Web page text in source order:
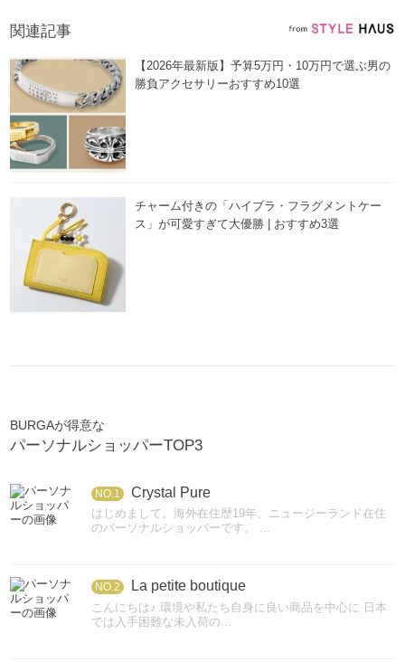
関連記事
【2026年最新版】予算5万円・10万円で選ぶ男の
勝負アクセサリーおすすめ10選
チャーム付きの「ハイブラ・フラグメントケー
ス」が可愛すぎて大優勝 | おすすめ3選
BURGAが得意な
パーソナルショッパーTOP3
NO.1 Crystal Pure
はじめまして。海外在住歴19年、ニュージーランド在住
のパーソナルショッパーです。 ...
NO.2 La petite boutique
こんにちは♪ 環境や私たち自身に良い商品を中心に 日本
では入手困難な未入荷の...